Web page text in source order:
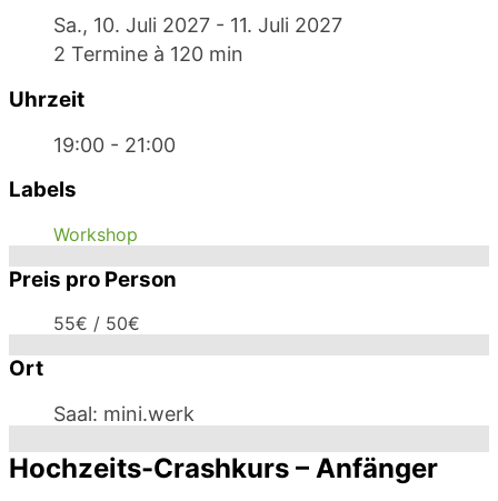
Sa., 10. Juli 2027 - 11. Juli 2027
2 Termine à 120 min
Uhrzeit
19:00 - 21:00
Labels
Workshop
Preis pro Person
55€ / 50€
Ort
Saal: mini.werk
Hochzeits-Crashkurs – Anfänger